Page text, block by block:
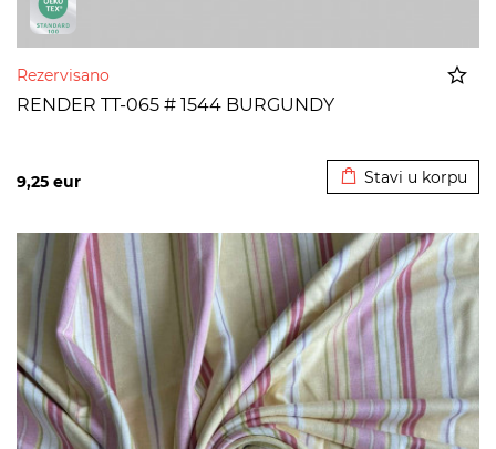
Rezervisano
RENDER TT-065 # 1544 BURGUNDY
9,25 eur Stavi u korpu